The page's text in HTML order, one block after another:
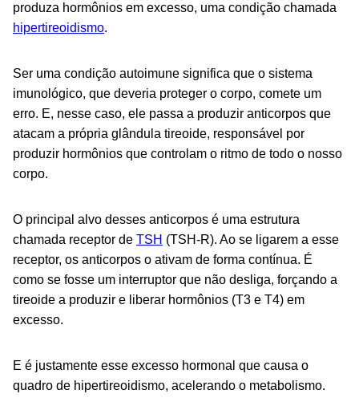
produza hormônios em excesso, uma condição chamada
hipertireoidismo.
Ser uma condição autoimune significa que o sistema
imunológico, que deveria proteger o corpo, comete um
erro. E, nesse caso, ele passa a produzir anticorpos que
atacam a própria glândula tireoide, responsável por
produzir hormônios que controlam o ritmo de todo o nosso
corpo.
O principal alvo desses anticorpos é uma estrutura
chamada receptor de TSH (TSH-R). Ao se ligarem a esse
receptor, os anticorpos o ativam de forma contínua. É
como se fosse um interruptor que não desliga, forçando a
tireoide a produzir e liberar hormônios (T3 e T4) em
excesso.
E é justamente esse excesso hormonal que causa o
quadro de hipertireoidismo, acelerando o metabolismo.